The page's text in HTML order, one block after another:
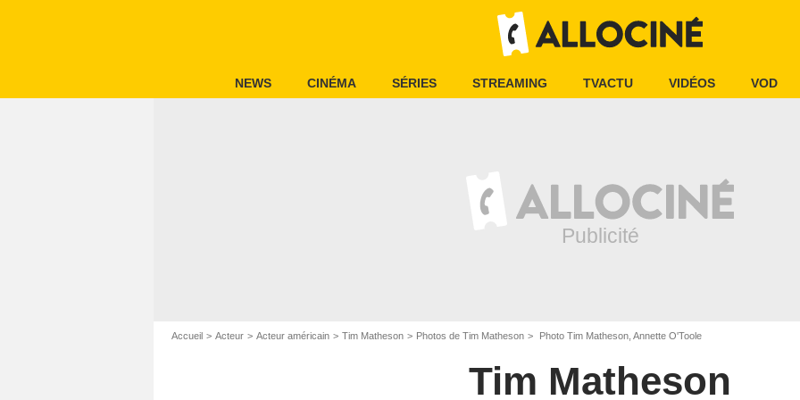
NEWS CINÉMA SÉRIES STREAMING TVACTU VIDÉOS VOD
Accueil Acteur Acteur américain Tim Matheson Photos de Tim Matheson Photo Tim Matheson, Annette O'Toole
Tim Matheson